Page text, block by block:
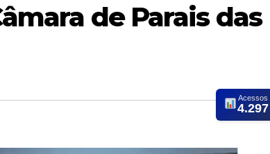
de Parais das
Acessos
4.297